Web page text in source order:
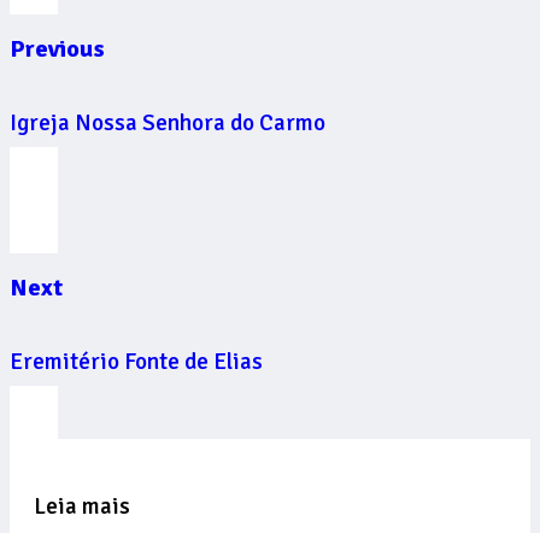
Previous
Igreja Nossa Senhora do Carmo
Next
Eremitério Fonte de Elias
Leia mais